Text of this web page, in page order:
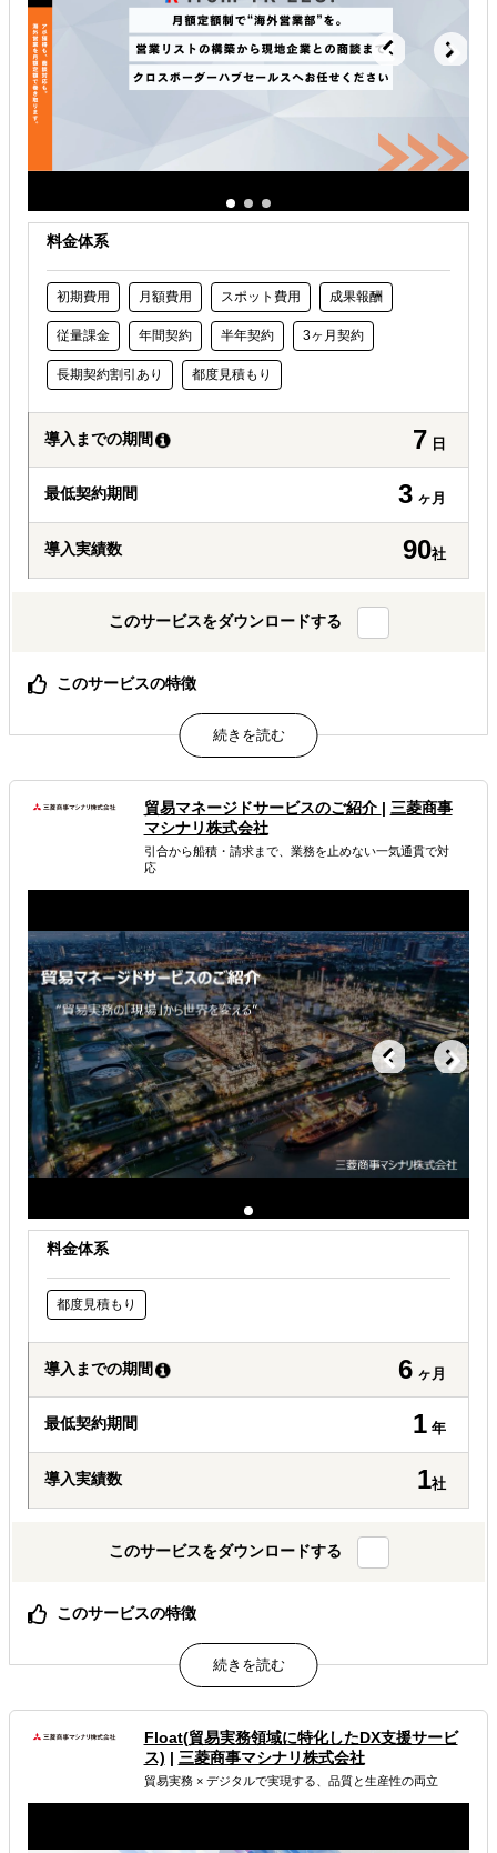
自社商材の現地でのニーズを知りたい
オンラインで販路開拓したい
海外におけるリスク・コストを低減したい
料金体系
初期費用 月額費用 スポット費用 成果報酬
従量課金 年間契約 半年契約 3ヶ月契約
長期契約割引あり 都度見積もり
導入までの期間 7 日
最低契約期間 3 ヶ月
導入実績数 90社
このサービスをダウンロードする
このサービスの特徴
総合商社出身社をはじめ、多言語対応×実務経験豊富なチ
ームが対応
アポ取得だけでなく、商談代行まで代行可能
資料の翻訳・条件交渉など実務も巻き取ります
属するジャンル
海外進出総合支援
解決できる課題
自社商材の現地でのニーズを知りたい
許認可や規制調査など輸出／販売の準備をしたい
オンラインで販路開拓したい
貿易マネージドサービスのご紹介 | 三菱商事
マシナリ株式会社
引合から船積・請求まで、業務を止めない一気通貫で対
応
料金体系
都度見積もり
導入までの期間 6 ヶ月
最低契約期間 1 年
導入実績数 1社
このサービスをダウンロードする
このサービスの特徴
非定型書類を含む煩雑な貿易手続き、輸送・通関対応、契
約履行や輸出規制対応まで、貿易実務を熟知した専門チー
ムが一気通貫で代行します
属するジャンル
輸出入・貿易・通関
Float(貿易実務領域に特化したDX支援サービ
ス) | 三菱商事マシナリ株式会社
貿易実務 × デジタルで実現する、品質と生産性の両立